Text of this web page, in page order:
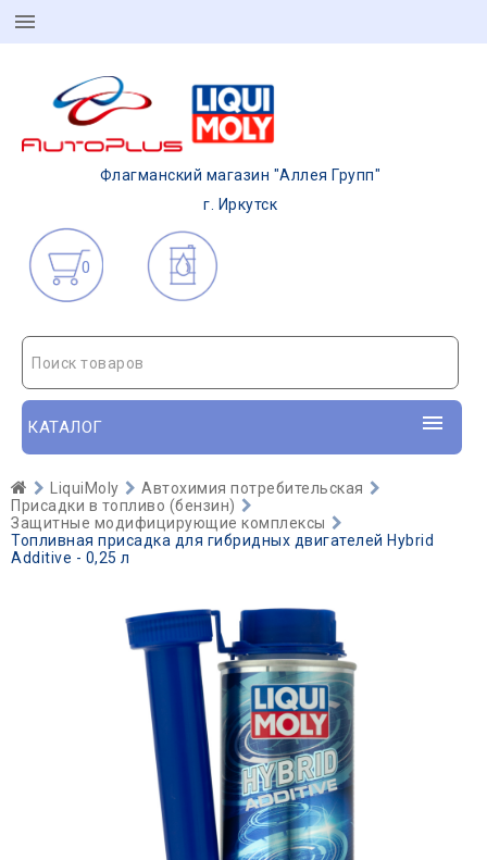
Флагманский магазин "Аллея Групп"
г. Иркутск
0
Поиск товаров
КАТАЛОГ
LiquiMoly
Автохимия потребительская
Присадки в топливо (бензин)
Защитные модифицирующие комплексы
Топливная присадка для гибридных двигателей Hybrid
Additive - 0,25 л